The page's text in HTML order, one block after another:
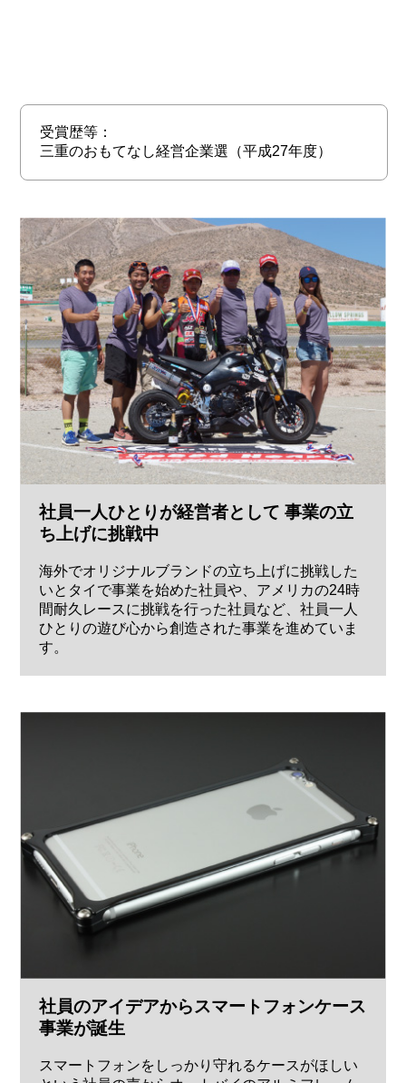
受賞歴等：
三重のおもてなし経営企業選（平成27年度）
社員一人ひとりが経営者として 事業の立
ち上げに挑戦中
海外でオリジナルブランドの立ち上げに挑戦した
いとタイで事業を始めた社員や、アメリカの24時
間耐久レースに挑戦を行った社員など、社員一人
ひとりの遊び心から創造された事業を進めていま
す。
社員のアイデアからスマートフォンケース
事業が誕生
スマートフォンをしっかり守れるケースがほしい